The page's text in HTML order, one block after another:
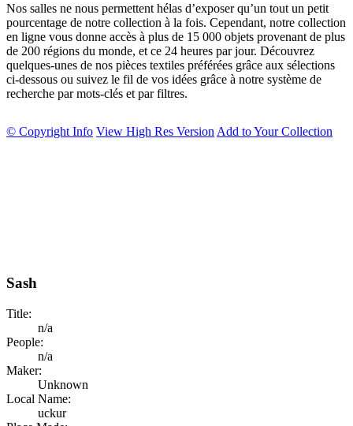
Nos salles ne nous permettent hélas d’exposer qu’un tout un petit
pourcentage de notre collection à la fois. Cependant, notre collection
en ligne vous donne accès à plus de 15 000 objets provenant de plus
de 200 régions du monde, et ce 24 heures par jour. Découvrez
quelques-unes de nos pièces textiles préférées grâce aux sélections
ci-dessous ou suivez le fil de vos idées grâce à notre système de
recherche par mots-clés et par filtres.
© Copyright Info View High Res Version Add to Your Collection
Sash
Title:
n/a
People:
n/a
Maker:
Unknown
Local Name:
uckur